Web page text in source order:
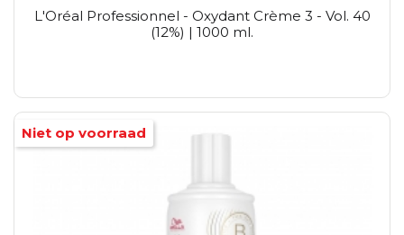
L'Oréal Professionnel - Oxydant Crème 3 - Vol. 40
(12%) | 1000 ml.
Niet op voorraad